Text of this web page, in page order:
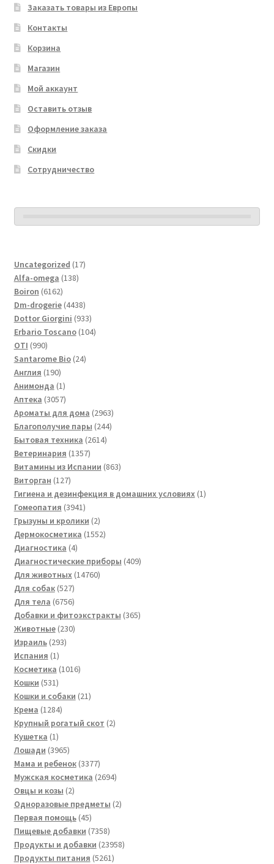
Заказать товары из Европы
Контакты
Корзина
Магазин
Мой аккаунт
Оставить отзыв
Оформление заказа
Скидки
Сотрудничество
Uncategorized 1717
Alfa-omega 138138
Boiron 61626162
товара
Dm-drogerie 44384438
товаров
Dottor Giorgini 933933
товара
Erbario Toscano 104104
OTI 990990
товаров
Santarome Bio 2424
Англия 190190
товаров
Анимонда 11
товар
Аптека 30573057
товаров
Ароматы для дома 29632963
товара
Благополучие пары 244244
Бытовая техника 26142614
Ветеринария 13571357
товаров
Витамины из Испании 863863
Виторган 127127
товаров
Гигиена и дезинфекция в домашних условиях 11
Гомеопатия 39413941
товар
Грызуны и кролики 22
товара
Дермокосметика 15521552
Диагностика 44
товара
Диагностические приборы 409409
Для животных 1476014760
Для собак 527527
товаров
Для тела 67566756
товаров
Добавки и фитоэкстракты 365365
Животные 230230
Израиль 293293
Испания 11
товар
Косметика 10161016
Кошки 531531
товар
Кошки и собаки 2121
Крема 12841284
товара
Крупный рогатый скот 22
Кушетка 11
товар
Лошади 39653965
товаров
Мама и ребенок 33773377
товаров
Мужская косметика 26942694
Овцы и козы 22
товара
Одноразовые предметы 22
Первая помощь 4545
товаров
Пищевые добавки 73587358
товаров
Продукты и добавки 2395823958
Продукты питания 52615261